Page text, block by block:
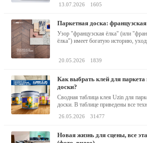
13.07.2026 1605
паркетная доска:
Узор "французская ёлка" (или
ёлка") имеет богатую историю,
20.05.2026 1839
как выбрать клей для паркета или паркетной
доски?
Сводная таблица клея Uzin для
доски. В таблице приведены все
26.05.2026 31477
новая жизнь для сцены, все этапы паркетных работ